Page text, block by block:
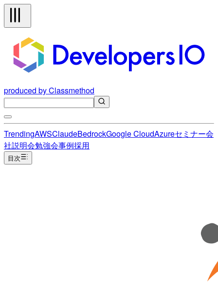
produced by Classmethod
TrendingAWSClaudeBedrockGoogle CloudAzureセミナー会
社説明会勉強会事例採用
目次